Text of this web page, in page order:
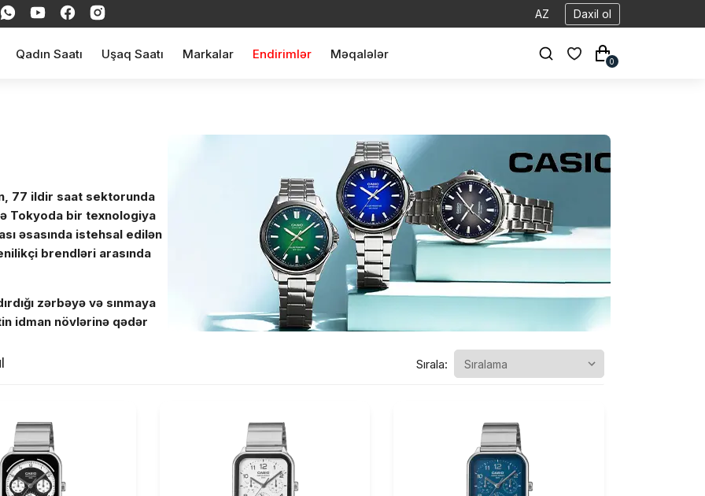
AZ Daxil ol
Qadın Saatı Uşaq Saatı Markalar Endirimlər Məqalələr
0
77 ildir saat sektorunda
Tokyoda bir texnologiya
əsasında istehsal edilən
brendləri arasında
zərbəyə və sınmaya
idman növlərinə qədər
özəlliyi yüksək olan
ilə yanaşı
kolleksiyası xüsusilə
ilə, idman üslubunda
şıklığınızı
Sırala: